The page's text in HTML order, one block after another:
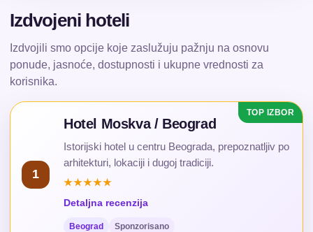
Izdvojeni hoteli
Izdvojili smo opcije koje zaslužuju pažnju na osnovu
ponude, jasnoće, dostupnosti i ukupne vrednosti za
korisnika.
1
Hotel Moskva / Beograd
Istorijski hotel u centru Beograda, prepoznatljiv po
arhitekturi, lokaciji i dugoj tradiciji.
★★★★★
Detaljna recenzija
Beograd Sponzorisano